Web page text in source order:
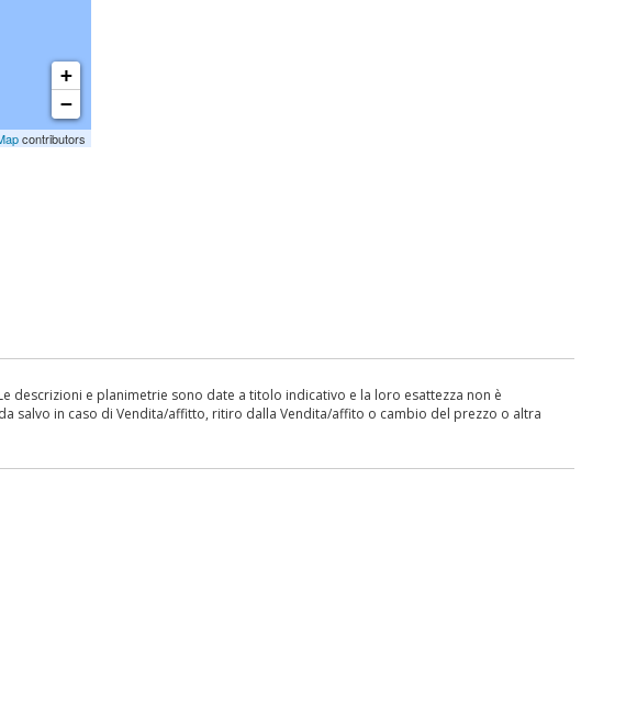
+
−
contributors
descrizioni e planimetrie sono date a titolo indicativo e la loro esattezza non è
salvo in caso di Vendita/affitto, ritiro dalla Vendita/affito o cambio del prezzo o altra